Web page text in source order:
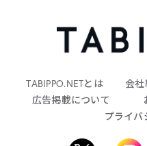
TABIPPO.NETとは 会
広告掲載について
プライバ